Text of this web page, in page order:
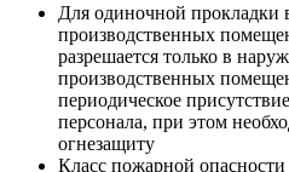
Для одиночной прокладки
производственных
разрешается только в
производственных
периодическое
персонала, при этом
огнезащиту
Класс пожарной